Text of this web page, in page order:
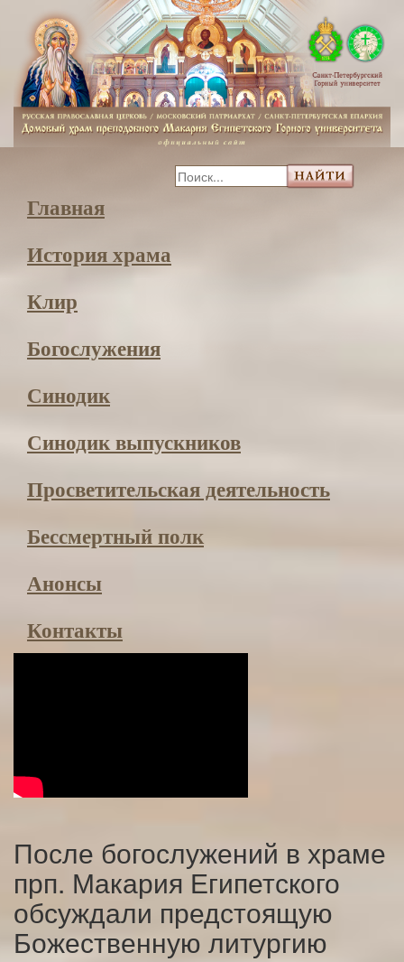
Главная
История храма
Клир
Богослужения
Синодик
Синодик выпускников
Просвети­тельская деятельность
Бессмертный полк
Анонсы
Контакты
После богослужений в храме
прп. Макария Египетского
обсуждали предстоящую
Божественную литургию